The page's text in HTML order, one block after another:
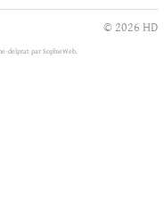
© 2026 HD
delprat par SophieWeb.